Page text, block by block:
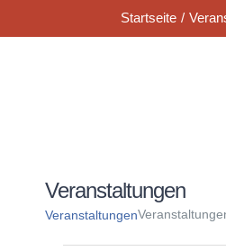
Startseite
Veranstaltungen
Veranstaltungen